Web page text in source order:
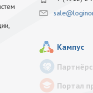
Кампус
Портал